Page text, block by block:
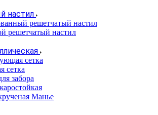
настил
решетчатый настил
решетчатый настил
сетка
сетка
забора
Манье